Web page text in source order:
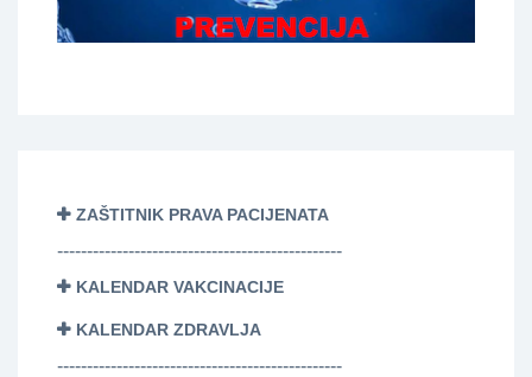
ZAŠTITNIK PRAVA PACIJENATA
------------------------------------------------
KALENDAR VAKCINACIJE
KALENDAR ZDRAVLJA
------------------------------------------------